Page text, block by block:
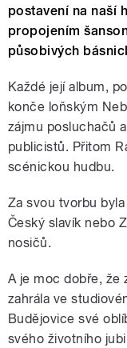
postavení na naší
propojením
působivých
Každé její album,
konče loňským
zájmu posluchačů
publicistů. Přitom
scénickou hudbu.
Za svou tvorbu
Český slavík nebo
nosičů.
A je moc dobře, že
zahrála ve
Budějovice své
svého životního